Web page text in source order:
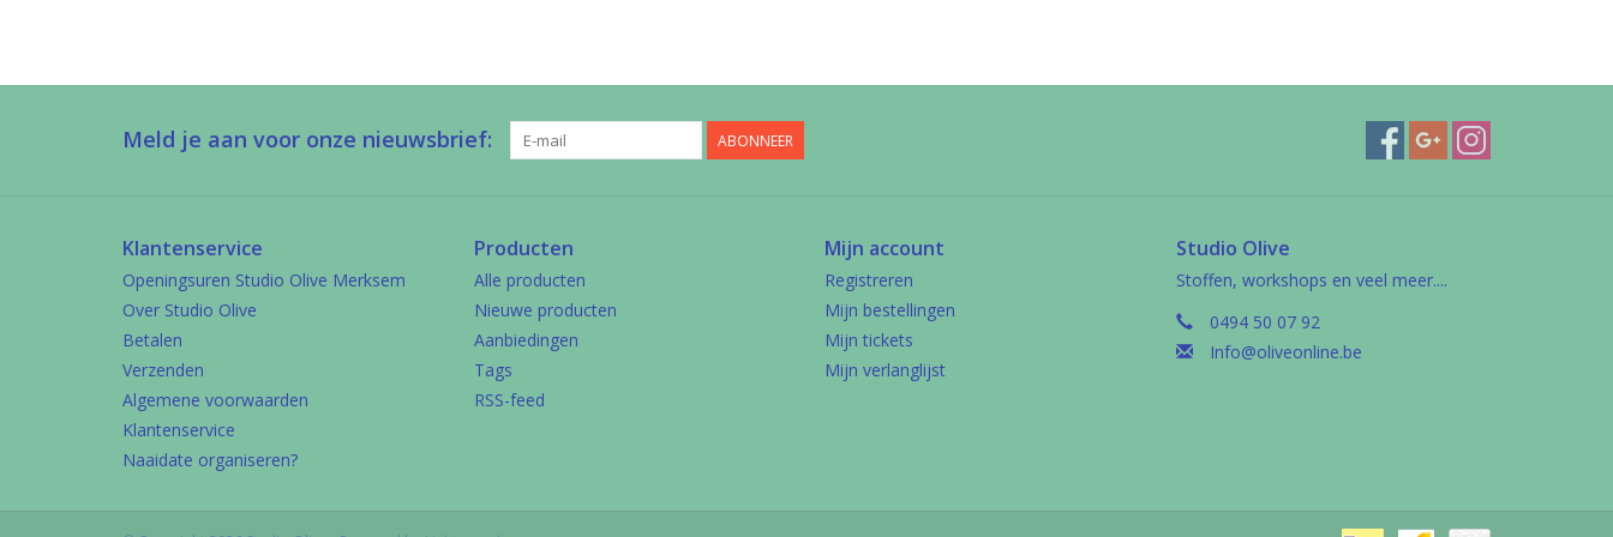
Meld je aan voor onze nieuwsbrief: ABONNEER
Klantenservice
Openingsuren Studio Olive Merksem
Over Studio Olive
Betalen
Verzenden
Algemene voorwaarden
Klantenservice
Naaidate organiseren?
Producten
Alle producten
Nieuwe producten
Aanbiedingen
Tags
RSS-feed
Mijn account
Registreren
Mijn bestellingen
Mijn tickets
Mijn verlanglijst
Studio Olive
Stoffen, workshops en veel meer....
0494 50 07 92
Info@oliveonline.be